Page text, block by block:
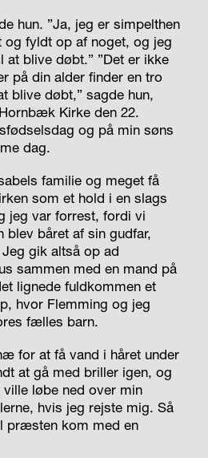
hun. ”Ja, jeg er simpelthen
og fyldt op af noget, og jeg
blive døbt.” ”Det er ikke
på din alder finder en tro
blive døbt,” sagde hun,
Kirke den 22.
og på min søns
dag.
familie og meget få
som et hold i en slags
jeg var forrest, fordi vi
blev båret af sin gudfar,
gik altså op ad
sammen med en mand på
lignede fuldkommen et
hvor Flemming og jeg
fælles barn.
for at få vand i håret under
at gå med briller igen, og
løbe ned over min
hvis jeg rejste mig. Så
præsten kom med en